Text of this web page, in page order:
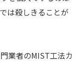
は殺しきることが
業者のMIST工法カ